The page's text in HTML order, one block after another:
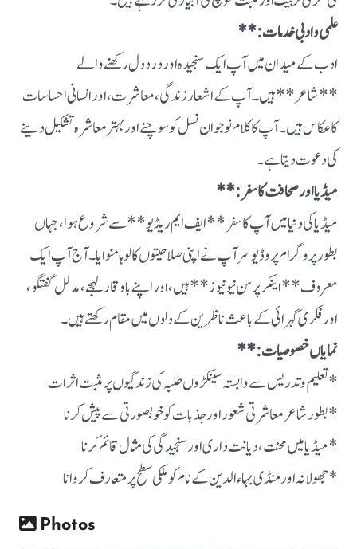
علمی و ادبی خدمات:**
ادب کے میدان میں آپ ایک سنجیدہ اور درد دل رکھنے والے
**شاعر** ہیں۔ آپ کے اشعار زندگی، معاشرت، اور انسانی احساسات
کا عکاس ہیں۔ آپ کا کلام نوجوان نسل کو سوچنے اور بہتر معاشرہ تشکیل دینے
کی دعوت دیتا ہے۔
میڈیا اور صحافت کا سفر:**
میڈیا کی دنیا میں آپ کا سفر **ایف ایم ریڈیو** سے شروع ہوا، جہاں
بطور پروگرام پروڈیوسر آپ نے اپنی صلاحیتوں کا لوہا منوایا۔ آج آپ ایک
معروف **اینکر پرسن نیو نیوز** ہیں، اور اپنے باوقار لہجے، مدلل گفتگو،
اور فکری گہرائی کے باعث ناظرین کے دلوں میں مقام رکھتے ہیں۔
نمایاں خصوصیات:**
* تعلیم و تدریس سے وابستہ سینکڑوں طلبہ کی زندگیوں پر مثبت اثرات
* بطور شاعر معاشرتی شعور اور جذبات کو خوبصورتی سے پیش کرنا
* میڈیا میں محنت، دیانت داری اور سنجیدگی کی مثال قائم کرنا
* جھولانہ اور منڈی بہاءالدین کے نام کو ملکی سطح پر متعارف کروانا
Photos